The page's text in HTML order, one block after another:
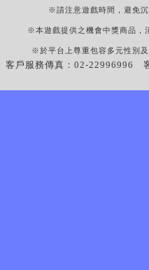
※請注意遊戲時間，避免
※本遊戲提供之機會中獎商品，
※於平台上尊重包容多元性別
客戶服務傳真：02-22996996